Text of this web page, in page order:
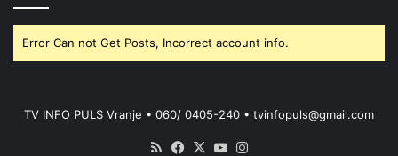
Error Can not Get Posts, Incorrect account info.
TV INFO PULS Vranje • 060/ 0405-240 • tvinfopuls@gmail.com
RSS Facebook
X YouTube